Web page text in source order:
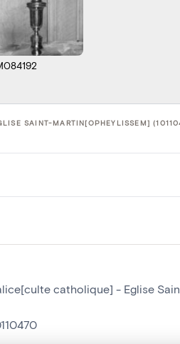
SAINT-MARTIN[OPHEYLISSEM]
catholique] - Eglise